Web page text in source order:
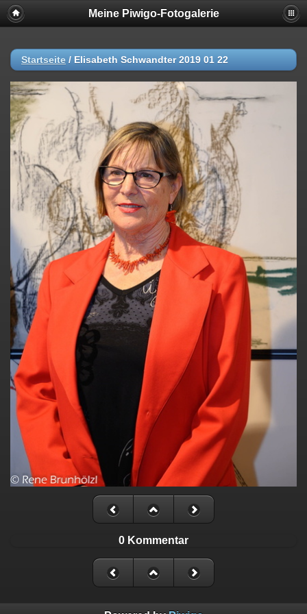
Meine Piwigo-Fotogalerie
Startseite / Elisabeth Schwandter 2019 01 22
0 Kommentar